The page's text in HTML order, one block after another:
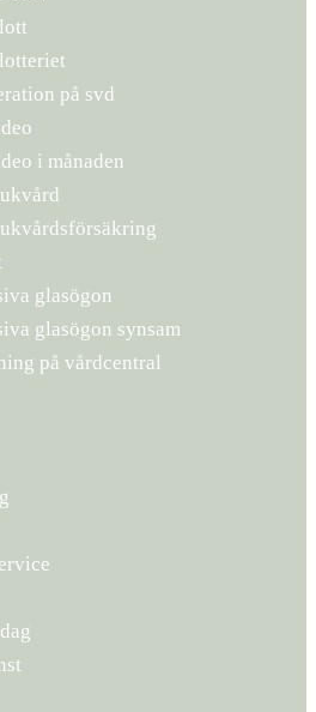
på svd
i månaden
glasögon
glasögon synsam
på vårdcentral